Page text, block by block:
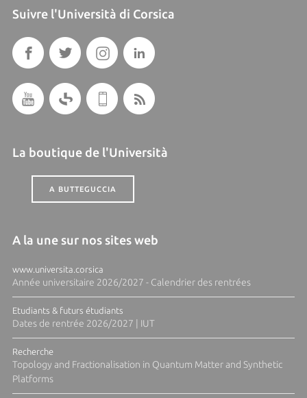
Suivre l'Università di Corsica
La boutique de l'Università
A BUTTEGUCCIA
A la une sur nos sites web
www.universita.corsica
Année universitaire 2026/2027 - Calendrier des rentrées
Etudiants & futurs étudiants
Dates de rentrée 2026/2027 | IUT
Recherche
Topology and Fractionalisation in Quantum Matter and Synthetic
Platforms